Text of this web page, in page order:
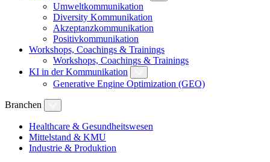
Umweltkommunikation
Diversity Kommunikation
Akzeptanzkommunikation
Positivkommunikation
Workshops, Coachings & Trainings
Workshops, Coachings & Trainings
KI in der Kommunikation
Generative Engine Optimization (GEO)
Branchen
Healthcare & Gesundheitswesen
Mittelstand & KMU
Industrie & Produktion